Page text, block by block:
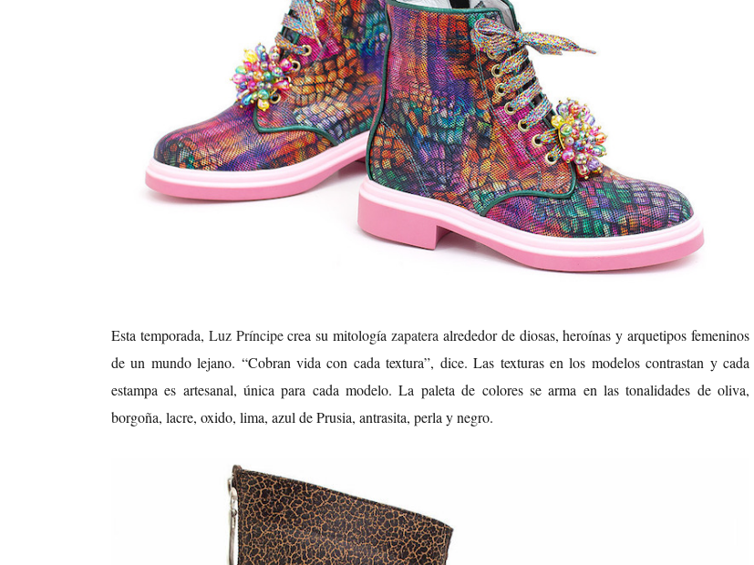
Esta temporada, Luz Príncipecrea su mitologíazapatera alrededor de diosas, heroínas y arquetipos femeninos
de un mundo lejano. “Cobran vida con cada textura”, dice. Las texturas en los modelos contrastan y cada
estampa es artesanal, única para cada modelo. La paleta de colores se arma en las tonalidades de oliva,
borgoña, lacre, oxido, lima, azul de Prusia, antrasita, perla y negro.